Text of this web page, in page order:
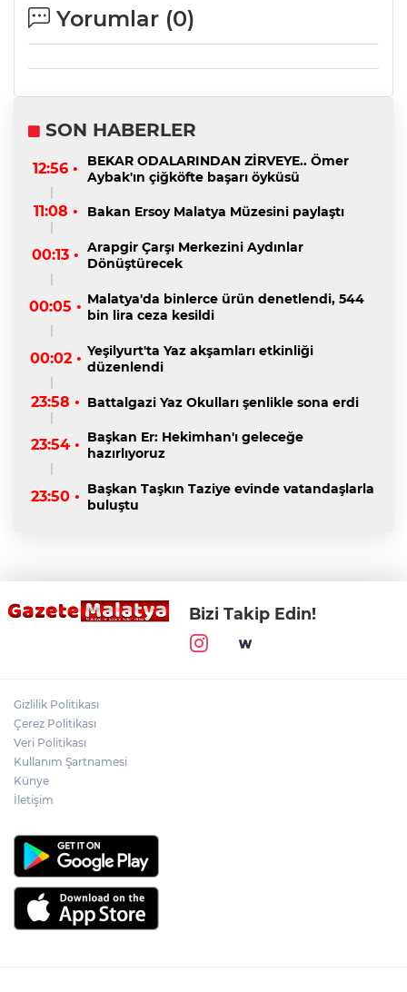
Yorumlar (0)
SON HABERLER
12:56 •
BEKAR ODALARINDAN ZİRVEYE.. Ömer
Aybak'ın çiğköfte başarı öyküsü
11:08 • Bakan Ersoy Malatya Müzesini paylaştı
00:13 • Arapgir Çarşı Merkezini Aydınlar
Dönüştürecek
00:05 • Malatya'da binlerce ürün denetlendi, 544
bin lira ceza kesildi
00:02 • Yeşilyurt'ta Yaz akşamları etkinliği
düzenlendi
23:58 • Battalgazi Yaz Okulları şenlikle sona erdi
23:54 • Başkan Er: Hekimhan'ı geleceğe
hazırlıyoruz
23:50 • Başkan Taşkın Taziye evinde vatandaşlarla
buluştu
Bizi Takip Edin!
Gizlilik Politikası
Çerez Politikası
Veri Politikası
Kullanım Şartnamesi
Künye
İletişim